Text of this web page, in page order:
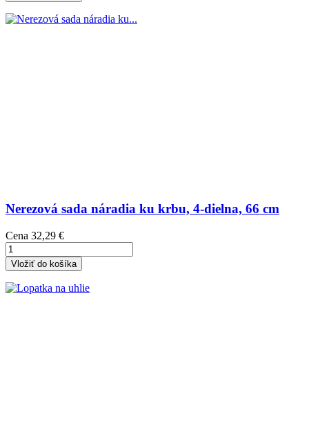
Nerezová sada náradia ku krbu, 4-dielna, 66 cm
Cena 32,29 €
Vložiť do košíka